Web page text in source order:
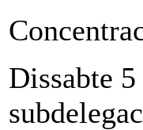
Dissabte